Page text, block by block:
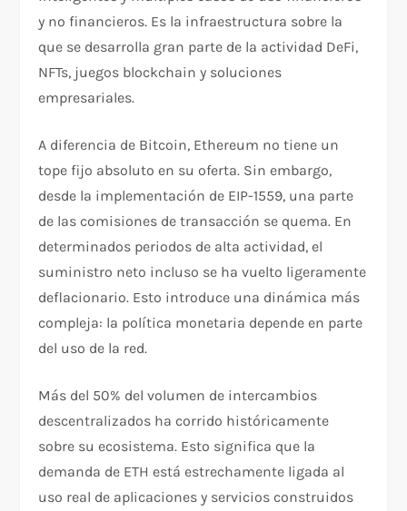
y no financieros. Es la infraestructura sobre la
que se desarrolla gran parte de la actividad DeFi,
NFTs, juegos blockchain y soluciones
empresariales.
A diferencia de Bitcoin, Ethereum no tiene un
tope fijo absoluto en su oferta. Sin embargo,
desde la implementación de EIP-1559, una parte
de las comisiones de transacción se quema. En
determinados periodos de alta actividad, el
suministro neto incluso se ha vuelto ligeramente
deflacionario. Esto introduce una dinámica más
compleja: la política monetaria depende en parte
del uso de la red.
Más del 50% del volumen de intercambios
descentralizados ha corrido históricamente
sobre su ecosistema. Esto significa que la
demanda de ETH está estrechamente ligada al
uso real de aplicaciones y servicios construidos